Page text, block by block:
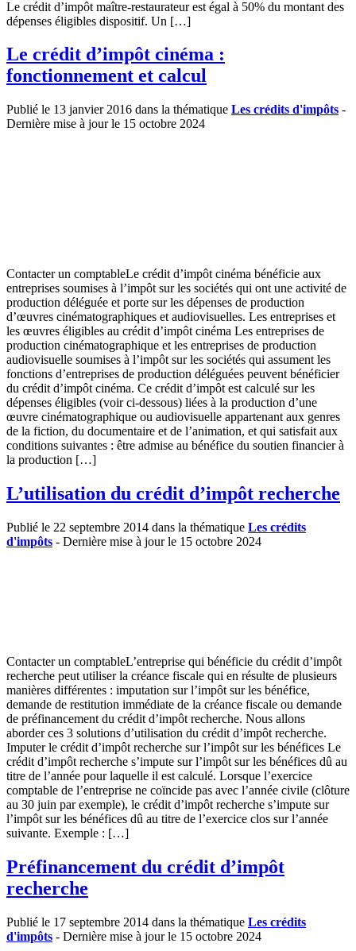
Le crédit d’impôt maître-restaurateur est égal à 50% du montant des
dépenses éligibles dispositif. Un […]
Le crédit d’impôt cinéma :
fonctionnement et calcul
Publié le 13 janvier 2016 dans la thématique Les crédits d'impôts -
Dernière mise à jour le 15 octobre 2024
Contacter un comptableLe crédit d’impôt cinéma bénéficie aux
entreprises soumises à l’impôt sur les sociétés qui ont une activité de
production déléguée et porte sur les dépenses de production
d’œuvres cinématographiques et audiovisuelles. Les entreprises et
les œuvres éligibles au crédit d’impôt cinéma Les entreprises de
production cinématographique et les entreprises de production
audiovisuelle soumises à l’impôt sur les sociétés qui assument les
fonctions d’entreprises de production déléguées peuvent bénéficier
du crédit d’impôt cinéma. Ce crédit d’impôt est calculé sur les
dépenses éligibles (voir ci-dessous) liées à la production d’une
œuvre cinématographique ou audiovisuelle appartenant aux genres
de la fiction, du documentaire et de l’animation, et qui satisfait aux
conditions suivantes : être admise au bénéfice du soutien financier à
la production […]
L’utilisation du crédit d’impôt recherche
Publié le 22 septembre 2014 dans la thématique Les crédits
d'impôts - Dernière mise à jour le 15 octobre 2024
Contacter un comptableL’entreprise qui bénéficie du crédit d’impôt
recherche peut utiliser la créance fiscale qui en résulte de plusieurs
manières différentes : imputation sur l’impôt sur les bénéfice,
demande de restitution immédiate de la créance fiscale ou demande
de préfinancement du crédit d’impôt recherche. Nous allons
aborder ces 3 solutions d’utilisation du crédit d’impôt recherche.
Imputer le crédit d’impôt recherche sur l’impôt sur les bénéfices Le
crédit d’impôt recherche s’impute sur l’impôt sur les bénéfices dû au
titre de l’année pour laquelle il est calculé. Lorsque l’exercice
comptable de l’entreprise ne coïncide pas avec l’année civile (clôture
au 30 juin par exemple), le crédit d’impôt recherche s’impute sur
l’impôt sur les bénéfices dû au titre de l’exercice clos sur l’année
suivante. Exemple : […]
Préfinancement du crédit d’impôt
recherche
Publié le 17 septembre 2014 dans la thématique Les crédits
d'impôts - Dernière mise à jour le 15 octobre 2024